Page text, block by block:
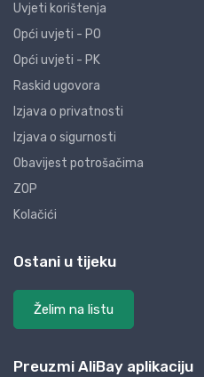
Uvjeti korištenja
Opći uvjeti - PO
Opći uvjeti - PK
Raskid ugovora
Izjava o privatnosti
Izjava o sigurnosti
Obavijest potrošačima
ZOP
Kolačići
Ostani u tijeku
Želim na listu
Preuzmi AliBay aplikaciju